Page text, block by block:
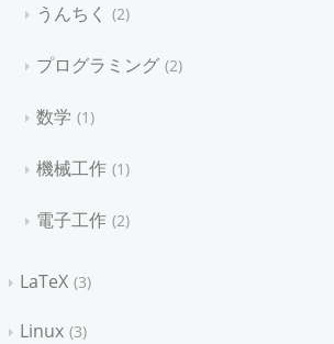
うんちく 2
プログラミング 2
数学 1
機械工作 1
電子工作 2
LaTeX 3
Linux 3